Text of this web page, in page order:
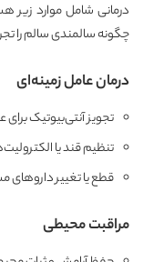
درمانی شامل موارد زیر
چگونه سالمندی سالم را
درمان عامل زمینه‌ای
تجویز آنتی‌بیوتیک
تنظیم قند یا
قطع یا تغییر
مراقبت محیطی